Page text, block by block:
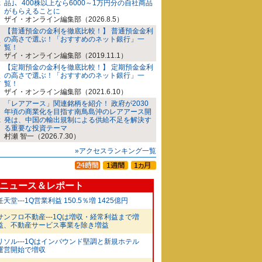
品｣、400株以上なら6000～1万円分の自社商品
がもらえることに
ザイ・オンライン編集部（2026.8.5）
【普通預金の金利を徹底比較！】 普通預金金利
の高さで選ぶ！「おすすめのネット銀行」一
覧！
ザイ・オンライン編集部（2019.11.1）
【定期預金の金利を徹底比較！】 定期預金金利
の高さで選ぶ！「おすすめのネット銀行」一
覧！
ザイ・オンライン編集部（2021.6.10）
「レアアース」関連銘柄を紹介！ 政府が2030
年頃の商業化を目指す南鳥島沖のレアアース開
発は、中国の輸出規制による供給不足を解決す
る重要な投資テーマ
村瀬 智一（2026.7.30）
»アクセスランキング一覧
ュース＆レポート
天堂---1Q営業利益 150.5％増 1425億円
ンフロ不動産---1Qは増収・経常利益まで増
、不動産サービス事業を除き増益
ソル---1Qはインバウンド堅調と新規ホテル
営開始で増収